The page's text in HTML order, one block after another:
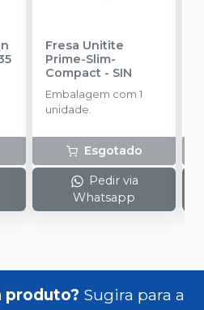
Fresa Unitite
Prime-Slim-
Compact- SIN
Embalagem com 1
unidade.
Esgotado
Pedir via
Whatsapp
produto? Sugira para a